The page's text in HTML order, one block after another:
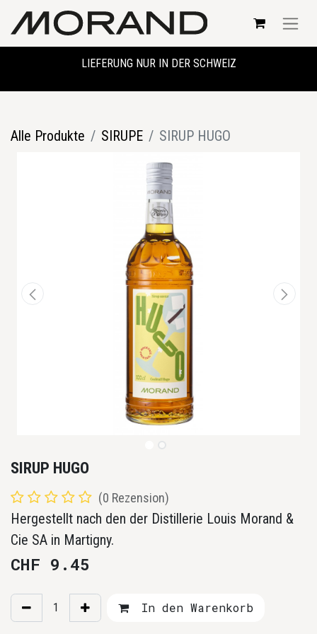
LIEFERUNG NUR IN DER SCHWEIZ
Alle Produkte SIRUPE SIRUP HUGO
SIRUP HUGO
(0 Rezension)
Hergestellt nach den der Distillerie Louis Morand &
Cie SA in Martigny.
CHF 9.45
In den Warenkorb